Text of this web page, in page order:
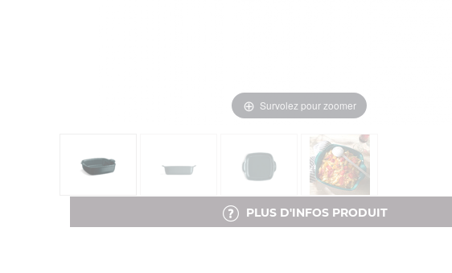
Survolez pour zoomer
PLUS D'INFOS PRODUIT